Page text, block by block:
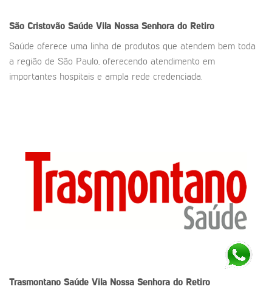
São Cristovão Saúde Vila Nossa Senhora do Retiro
Saúde oferece uma linha de produtos que atendem bem toda
a região de São Paulo, oferecendo atendimento em
importantes hospitais e ampla rede credenciada.
Trasmontano Saúde Vila Nossa Senhora do Retiro